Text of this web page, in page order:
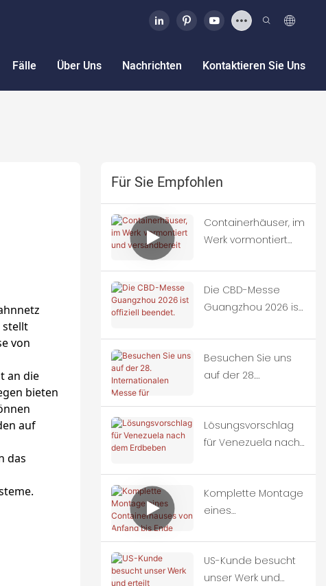
Fälle Über Uns Nachrichten Kontaktieren Sie Uns
stellt
von
an die
bieten
auf
das
Für Sie Empfohlen
Containerhäuser, im
Werk vormontiert
Die CBD-Messe
Guangzhou 2026 ist
Besuchen Sie uns
auf der 28.
Messe für
Gebäudedekoratio
n in China
Lösungsvorschlag
für Venezuela nach
Komplette Montage
eines
von Anfang bis Ende
US-Kunde besucht
unser Werk und